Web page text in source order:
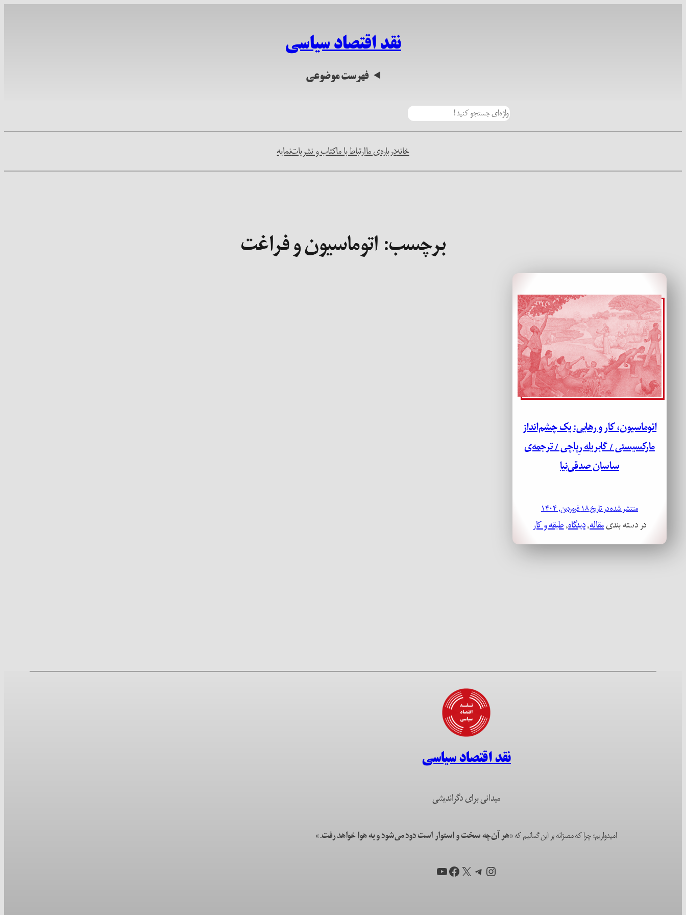
نقد اقتصاد سیاسی
فهرست موضوعی
خانهدرباره‌ی ماارتباط با ماکتاب و نشریاتنمایه
برچسب: اتوماسیون و فراغت
اتوماسیون، کار و رهایی: یک چشم‌انداز
مارکسیستی / گابریله رِپاچی / ترجمه‌ی
ساسان صدقی‌نیا
منتشر شده در تاریخ ۱۸ فروردین, ۱۴۰۴
در دسته بندیمقاله, دیدگاه, طبقه و کار
نقد اقتصاد سیاسی
میدانی برای دگراندیشی
امیدواریم؛ چرا که مصرّانه بر این گمانیم که«هر آن‌چه سخت و استوار است دود می‌شود و به هوا خواهد رفت.»
اینستاگرم
تلگرام
X فیس‌بوک
یوتیوب